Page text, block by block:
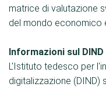
matrice di valutazione
del mondo economico
Informazioni sul DIND
L'Istituto tedesco per
digitalizzazione (DIND)